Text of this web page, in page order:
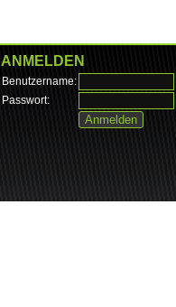
ANMELDEN
Benutzername:
Passwort: